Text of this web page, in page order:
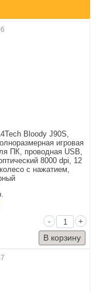
Bloody J90S,
игровая
ПК, проводная USB,
8000 dpi, 12
с нажатием,
-
+